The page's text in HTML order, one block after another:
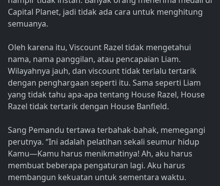
Capital Planet, jadi tidak ada cara untuk menghitung
semuanya.
Oleh karena itu, Viscount Razel tidak mengetahui
nama, nama panggilan, atau pencapaian Liam.
Wilayahnya jauh, dan viscount tidak terlalu tertarik
dengan penghargaan seperti itu. Sama seperti Liam
yang tidak tahu apa-apa tentang House Razel, House
Razel tidak tertarik dengan House Banfield.
Sang Pemandu tertawa terbahak-bahak, memegangi
perutnya. “Ini adalah pelatihan sekali seumur hidup
Kamu—Kamu harus menikmatinya! Ah, aku harus
membuat beberapa pengaturan lagi. Aku harus
membangun kekuatan untuk sementara waktu.